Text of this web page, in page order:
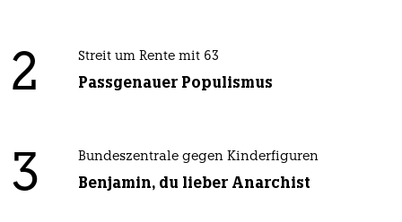
2 Streit um Rente mit 63
Passgenauer Populismus
3 Bundeszentrale gegen Kinderfiguren
Benjamin, du lieber Anarchist